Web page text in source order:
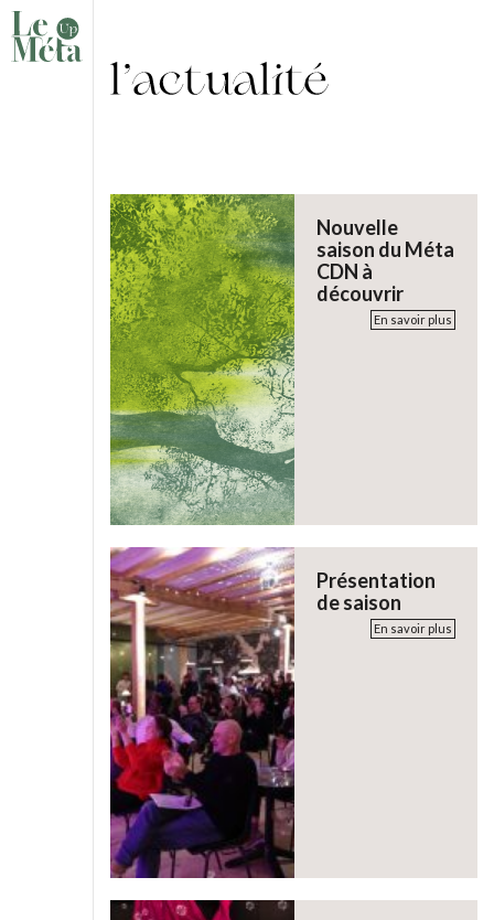
Nouvelle
saison du Méta
CDN à
découvrir
En savoir plus
Présentation
de saison
En savoir plus